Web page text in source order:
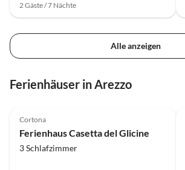
2 Gäste / 7 Nächte
Alle anzeigen
Ferienhäuser in Arezzo
Cortona
Ferienhaus Casetta del Glicine
3 Schlafzimmer